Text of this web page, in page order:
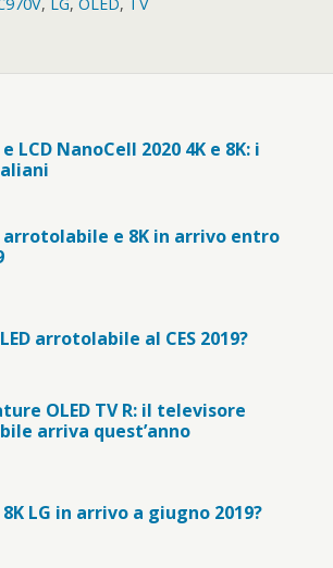
e LCD NanoCell 2020 4K e 8K: i
arrotolabile e 8K in arrivo entro
arrotolabile al CES 2019?
OLED TV R: il televisore
arriva quest’anno
8K LG in arrivo a giugno 2019?